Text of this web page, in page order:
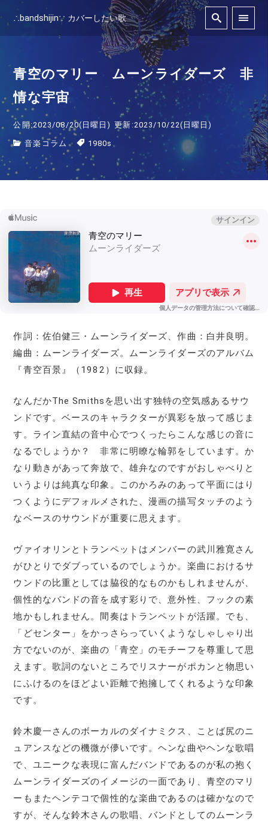
∴bandshijin∵ カバーしたい歌
青空のマリー ムーンライダーズ 非
情な宇宙
公開:2023/08/20(日曜日) 更新:2023/10/22(日曜日)
音楽コラム 1980s
作詞：佐伯健三・ムーンライダーズ、作曲：白井良明。
編曲：ムーンライダーズ。ムーンライダーズのアルバム
『青空百景』（1982）に収録。
なんだかThe Smithsを思い出す独特の空気感あるサウ
ンドです。ベースのキャラクターが異彩を放って感じま
す。ライン直結の音中心でつくったらこんな感じの音に
なるでしょうか？ 非常に明瞭な輪郭をしています。か
なり動きがあって奔放で、雄弁なのですがおしゃべりと
いうよりは純真な印象。このかろみのあって平面にはり
つくようにデフォルメされた、漫画の描写タッチのよう
なベースのサウンドが重要に思えます。
ヴァイオリンとトランペットはメンバーの武川雅寛さん
がひとりでダブっているのでしょうか。楽曲におけるサ
ウンドの比重としては脇役的なものかもしれませんが、
個性的なバンドの音を成す彩りで、意外性、フックの素
地かもしれません。間奏はトランペットが活躍。でも、
「どセンター」をかっさらっていくようなしゃしゃり出
方でないのが、楽曲の「青空」のモチーフを尊重して思
えます。歌詞のないところでリスナーがポカンと物思い
にふけるのをほどよい距離で抱擁してくれるような印象
です。
鈴木慶一さんのボーカルのダイナミクス、ことば尻のニ
ュアンスなどの機微が儚いです。ヘンな曲やヘンな歌唱
で、ユニークな表現に富んだバンドであるのが私の抱く
ムーンライダーズのイメージの一面であり、青空のマリ
ーもまたヘンテコで個性的な楽曲であるのは確かなので
すが、そんな鈴木さんの歌唱、バンドとしてのムーンラ